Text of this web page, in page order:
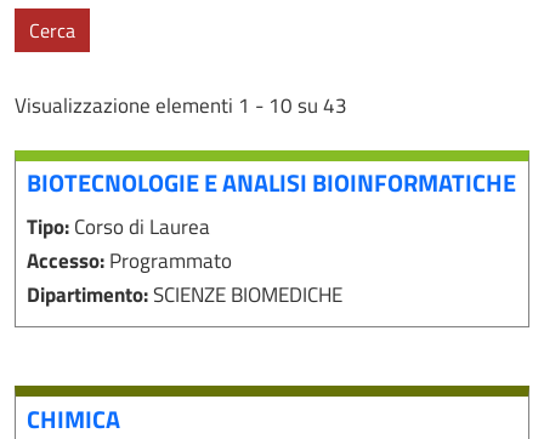
Cerca
Visualizzazione elementi 1 - 10 su 43
BIOTECNOLOGIE E ANALISI BIOINFORMATICHE
Tipo:Corso di Laurea
Accesso:Programmato
Dipartimento:SCIENZE BIOMEDICHE
CHIMICA